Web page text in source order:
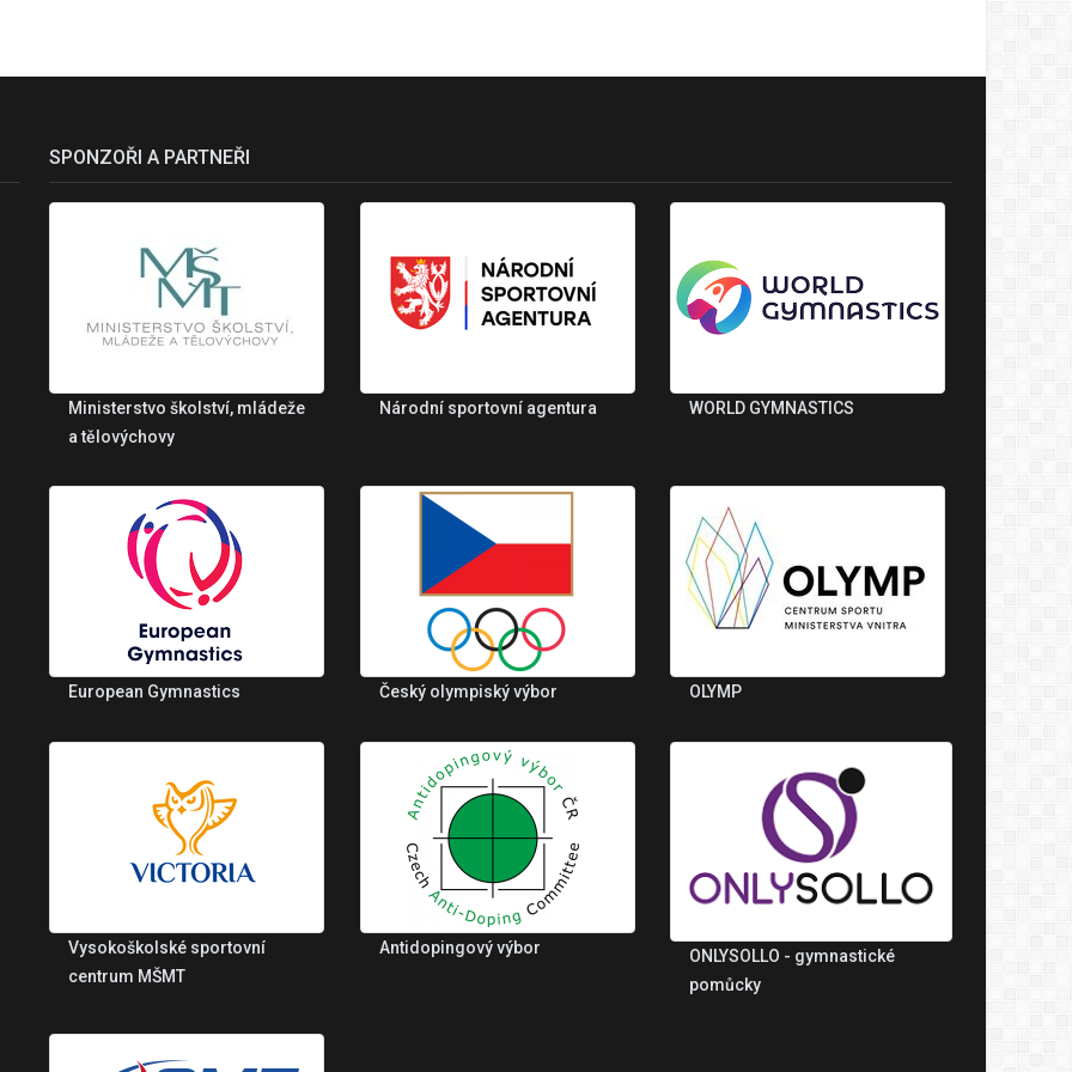
SPONZOŘI A PARTNEŘI
Ministerstvo školství, mládeže
a tělovýchovy
Národní sportovní agentura WORLD GYMNASTICS
European Gymnastics Český olympiský výbor OLYMP
Vysokoškolské sportovní
centrum MŠMT
Antidopingový výbor
ONLYSOLLO - gymnastické
pomůcky